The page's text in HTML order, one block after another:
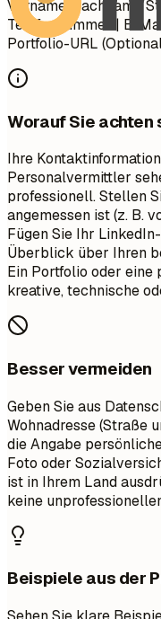
Vorname Nachname
Telefonnummer | E-
Portfolio-URL
Worauf Sie achten
Ihre
Personalvermittler
professionell. Stellen
angemessen ist (z. B.
Fügen Sie Ihr
Überblick über Ihren
Ein Portfolio oder eine
kreative, technische
Besser vermeiden
Geben Sie aus
Wohnadresse (Straße
die Angabe
Foto oder
ist in Ihrem Land
keine
Beispiele aus der